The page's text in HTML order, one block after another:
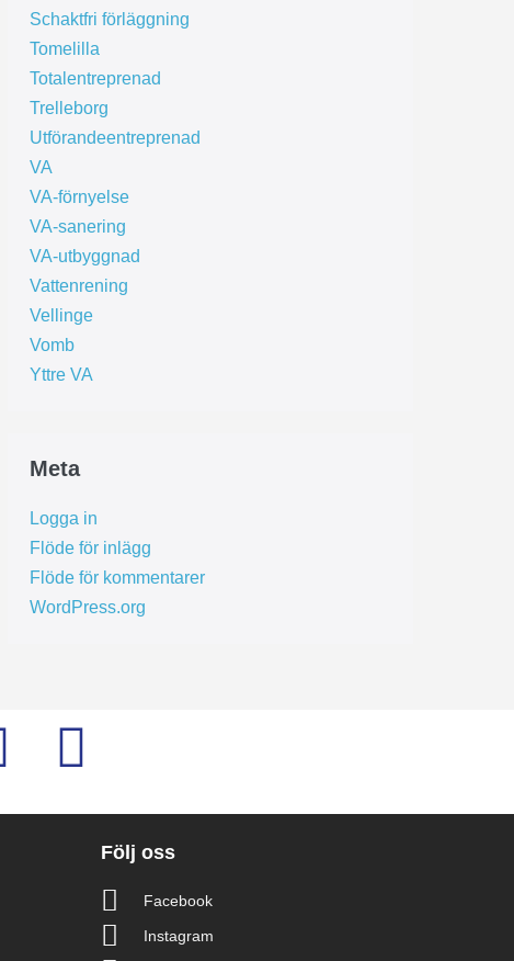
Schaktfri förläggning
Tomelilla
Totalentreprenad
Trelleborg
Utförandeentreprenad
VA
VA-förnyelse
VA-sanering
VA-utbyggnad
Vattenrening
Vellinge
Vomb
Yttre VA
Meta
Logga in
Flöde för inlägg
Flöde för kommentarer
WordPress.org
Följ oss
Facebook
Instagram